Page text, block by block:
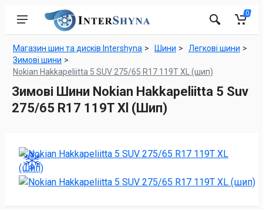
0
Магазин шин та дисків Intershyna Шини
Легкові шини
Зимові шини
Nokian Hakkapeliitta 5 SUV 275/65 R17 119T XL (шип)
Зимові Шини Nokian Hakkapeliitta 5 Suv
275/65 R17 119T Xl (Шип)